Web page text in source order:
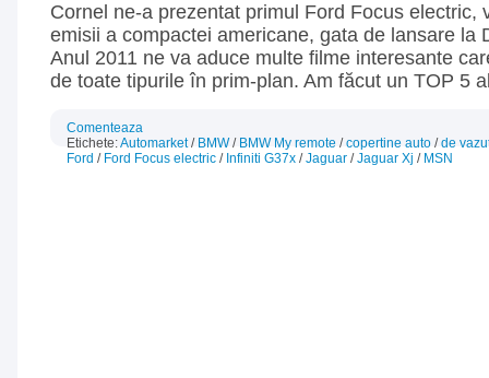
Cornel ne-a prezentat primul Ford Focus electric,
emisii a compactei americane, gata de lansare la
Anul 2011 ne va aduce multe filme interesante
de toate tipurile în prim-plan. Am făcut un TOP 5
Comenteaza
Etichete:Automarket/ BMW/ BMW My remote /copertine auto /de
Ford / Ford Focus electric / Infiniti G37x /Jaguar /Jaguar Xj / MSN